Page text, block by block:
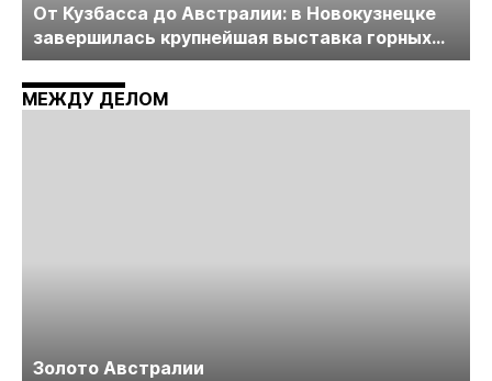
От Кузбасса до Австралии: в Новокузнецке
завершилась крупнейшая выставка горных
технологий «Недра России. Уголь России и
Майнинг»
МЕЖДУ ДЕЛОМ
Золото Австралии